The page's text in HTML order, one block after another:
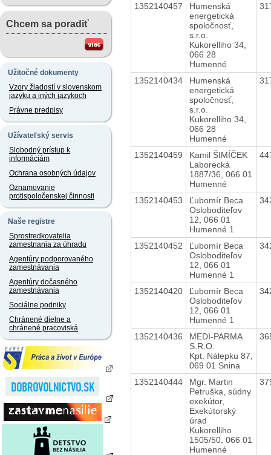
Chcem sa poradiť
Užitočné dokumenty
Vzory žiadostí v slovenskom
jazyku a iných jazykoch
Právne predpisy
Užívateľský servis
Slobodný prístup k
informáciám
Ochrana osobných údajov
Oznamovanie
protispoločenskej činnosti
Naše registre
Sprostredkovatelia
zamestnania za úhradu
Agentúry podporovaného
zamestnávania
Agentúry dočasného
zamestnávania
Sociálne podniky
Chránené dielne a
chránené pracoviská
1352140457
Humenská
energetická
spoločnosť,
s.r.o.
Kukorelliho 34,
066 28
Humenné
1352140434
Humenská
energetická
spoločnosť,
s.r.o.
Kukorelliho 34,
066 28
Humenné
1352140459
Kamil ŠIMÍČEK
Laborecká
1887/36, 066 01
Humenné
1352140453
Ľubomír Beca
Osloboditeľov
12, 066 01
Humenné 1
1352140452
Ľubomír Beca
Osloboditeľov
12, 066 01
Humenné 1
1352140420
Ľubomír Beca
Osloboditeľov
12, 066 01
Humenné 1
1352140436
MEDI-PARMA
S.R.O.
Kpt. Nálepku 87,
069 01 Snina
1352140444
Mgr. Martin
Petruška, súdny
exekútor,
Exekútorský
úrad
Kukorelliho
1505/50, 066 01
Humenné